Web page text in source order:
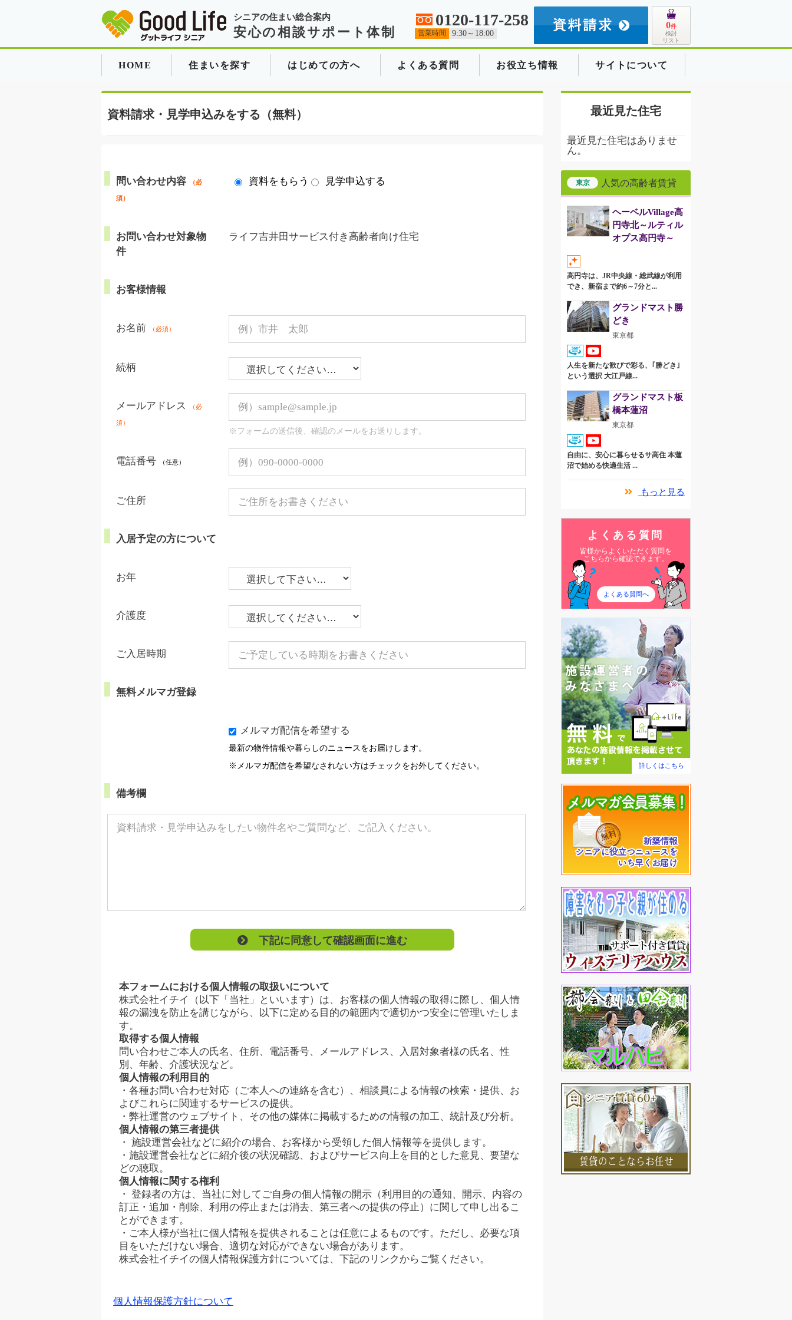
シニアの住まい総合案内
安心の相談サポート体制
0120-117-258
営業時間 9:30～18:00
0件
検討
リスト
HOME 住まいを探す はじめての方へ よくある質問 お役立ち情報 サイトについて
資料請求・見学申込みをする（無料）
問い合わせ内容 （必
須）
資料をもらう 見学申込する
お問い合わせ対象物
件
ライフ吉井田サービス付き高齢者向け住宅
お客様情報
お名前 （必須）
続柄
メールアドレス （必
須）
※フォームの送信後、確認のメールをお送りします。
電話番号 （任意）
ご住所
入居予定の方について
お年
介護度
ご入居時期
無料メルマガ登録
メルマガ配信を希望する
最新の物件情報や暮らしのニュースをお届けします。
※メルマガ配信を希望なされない方はチェックをお外してください。
備考欄
下記に同意して確認画面に進む
本フォームにおける個人情報の取扱いについて
株式会社イチイ（以下「当社」といいます）は、お客様の個人情報の取得に際し、個人情
報の漏洩を防止を講じながら、以下に定める目的の範囲内で適切かつ安全に管理いたしま
す。
取得する個人情報
問い合わせご本人の氏名、住所、電話番号、メールアドレス、入居対象者様の氏名、性
別、年齢、介護状況など。
個人情報の利用目的
・各種お問い合わせ対応（ご本人への連絡を含む）、相談員による情報の検索・提供、お
よびこれらに関連するサービスの提供。
・弊社運営のウェブサイト、その他の媒体に掲載するための情報の加工、統計及び分析。
個人情報の第三者提供
・ 施設運営会社などに紹介の場合、お客様から受領した個人情報等を提供します。
・施設運営会社などに紹介後の状況確認、およびサービス向上を目的とした意見、要望な
どの聴取。
個人情報に関する権利
・ 登録者の方は、当社に対してご自身の個人情報の開示（利用目的の通知、開示、内容の
訂正・追加・削除、利用の停止または消去、第三者への提供の停止）に関して申し出るこ
とができます。
・ご本人様が当社に個人情報を提供されることは任意によるものです。ただし、必要な項
目をいただけない場合、適切な対応ができない場合があります。
株式会社イチイの個人情報保護方針については、下記のリンクからご覧ください。
個人情報保護方針について
最近見た住宅
最近見た住宅はありませ
ん。
東京 人気の高齢者賃貸
ヘーベルVillage高
円寺北～ルティル
オプス高円寺～
高円寺は、JR中央線・総武線が利用
でき、新宿まで約6～7分と...
グランドマスト勝
どき
東京都
人生を新たな歓びで彩る、｢勝どき｣
という選択 大江戸線...
グランドマスト板
橋本蓮沼
東京都
自由に、安心に暮らせるサ高住 本蓮
沼で始める快適生活 ...
もっと見る
よくある質問
皆様からよくいただく質問を
こちらから確認できます。
よくある質問へ
詳しくはこちら